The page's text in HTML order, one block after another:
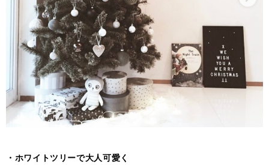
・ホワイトツリーで大人可愛く